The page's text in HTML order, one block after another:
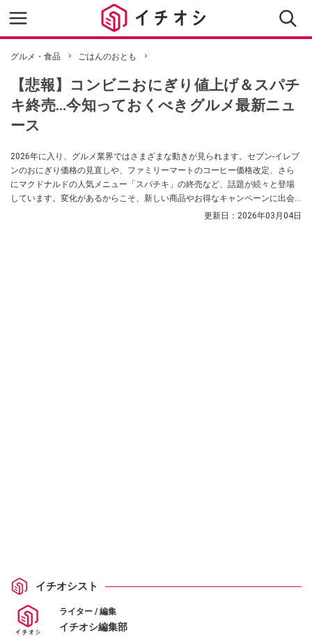
グルメ・食品 ごはんのおとも
【悲報】コンビニおにぎり値上げ＆スパチ
キ終売…今知っておくべきグルメ最新ニュ
ース
2026年に入り、グルメ業界ではさまざまな動きが見られます。セブン-イレブ
ンのおにぎり価格の見直しや、ファミリーマートのコーヒー価格改定、さら
にマクドナルドの人気メニュー「スパチキ」の終売など、話題が続々と登場
しています。変化があるからこそ、新しい商品やお得なキャンペーンに出会
えるチャンスも広がっています。この記事では、2026年にチェックしておき
更新日： 2026年03月04日
イチオシスト
ライター / 編集
イチオシ編集部